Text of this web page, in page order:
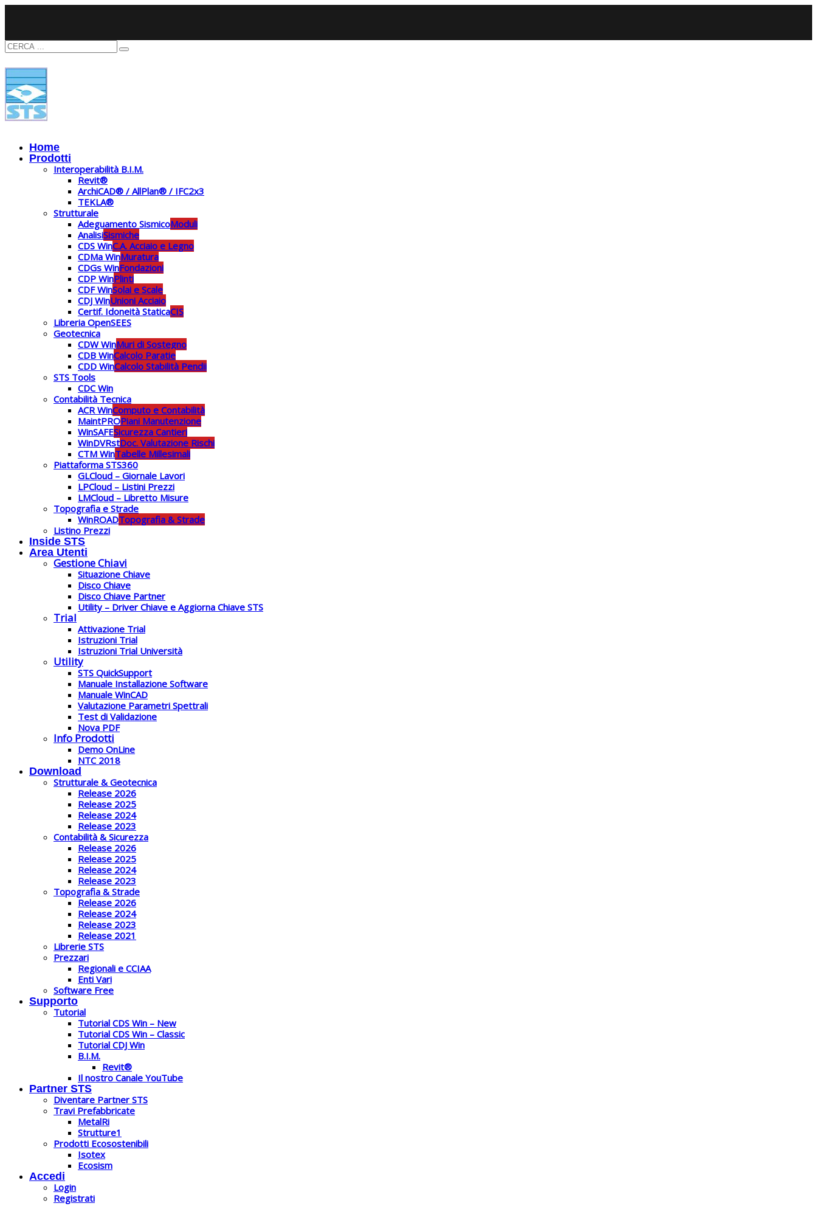
Home
Prodotti
Interoperabilità B.I.M.
Revit®
ArchiCAD® / AllPlan® / IFC2x3
TEKLA®
Strutturale
Adeguamento SismicoModuli
AnalisiSismiche
CDS WinC.A. Acciaio e Legno
CDMa WinMuratura
CDGs WinFondazioni
CDP WinPlinti
CDF WinSolai e Scale
CDJ WinUnioni Acciaio
Certif. Idoneità StaticaCIS
Libreria OpenSEES
Geotecnica
CDW WinMuri di Sostegno
CDB WinCalcolo Paratie
CDD WinCalcolo Stabilità Pendii
STS Tools
CDC Win
Contabilità Tecnica
ACR WinComputo e Contabilità
MaintPROPiani Manutenzione
WinSAFESicurezza Cantieri
WinDVRstDoc. Valutazione Rischi
CTM WinTabelle Millesimali
Piattaforma STS360
GLCloud – Giornale Lavori
LPCloud – Listini Prezzi
LMCloud – Libretto Misure
Topografia e Strade
WinROADTopografia & Strade
Listino Prezzi
Inside STS
Area Utenti
Gestione Chiavi
Situazione Chiave
Disco Chiave
Disco Chiave Partner
Utility – Driver Chiave e Aggiorna Chiave STS
Trial
Attivazione Trial
Istruzioni Trial
Istruzioni Trial Università
Utility
STS QuickSupport
Manuale Installazione Software
Manuale WinCAD
Valutazione Parametri Spettrali
Test di Validazione
Nova PDF
Info Prodotti
Demo OnLine
NTC 2018
Download
Strutturale & Geotecnica
Release 2026
Release 2025
Release 2024
Release 2023
Contabilità & Sicurezza
Release 2026
Release 2025
Release 2024
Release 2023
Topografia & Strade
Release 2026
Release 2024
Release 2023
Release 2021
Librerie STS
Prezzari
Regionali e CCIAA
Enti Vari
Software Free
Supporto
Tutorial
Tutorial CDS Win – New
Tutorial CDS Win – Classic
Tutorial CDJ Win
B.I.M.
Revit®
Il nostro Canale YouTube
Partner STS
Diventare Partner STS
Travi Prefabbricate
MetalRi
Strutture1
Prodotti Ecosostenibili
Isotex
Ecosism
Accedi
Login
Registrati